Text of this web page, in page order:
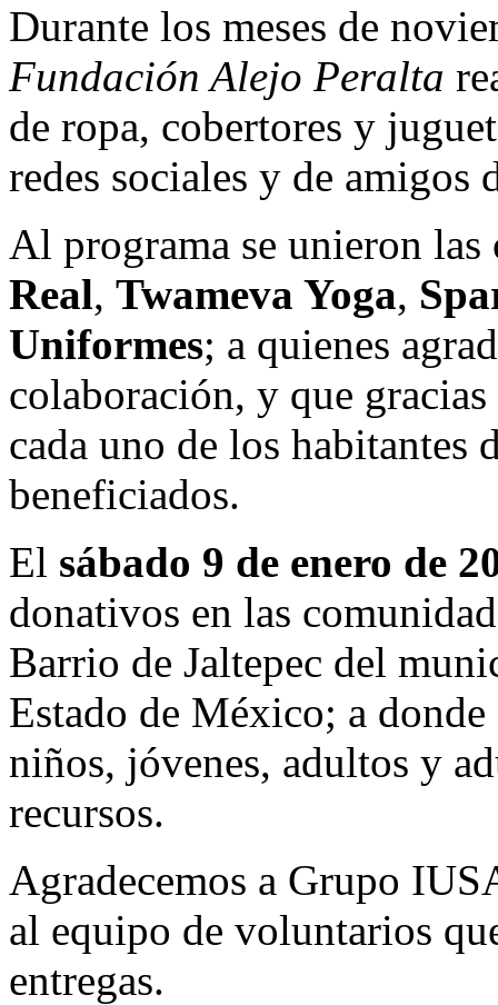
Durante los meses de
Fundación Alejo Peralta
de ropa, cobertores y
redes sociales y de amigos
Al programa se unieron
Real, Twameva Yoga,
Uniformes; a quienes
colaboración, y que
cada uno de los habitantes
beneficiados.
El sábado 9 de enero de
donativos en las
Barrio de Jaltepec del
Estado de México; a
niños, jóvenes, adultos y
recursos.
Agradecemos a Grupo
al equipo de voluntarios
entregas.